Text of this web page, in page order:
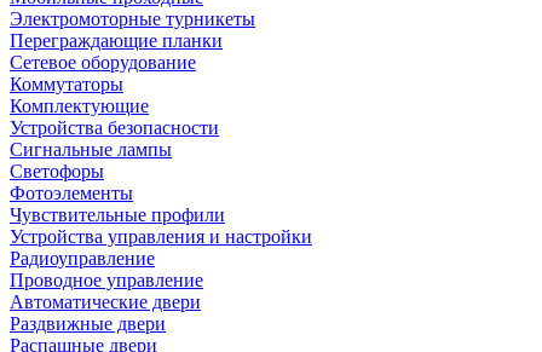
Электромоторные турникеты
Переграждающие планки
Сетевое оборудование
Коммутаторы
Комплектующие
Устройства безопасности
Сигнальные лампы
Светофоры
Фотоэлементы
Чувствительные профили
Устройства управления и настройки
Радиоуправление
Проводное управление
Автоматические двери
Раздвижные двери
Распашные двери